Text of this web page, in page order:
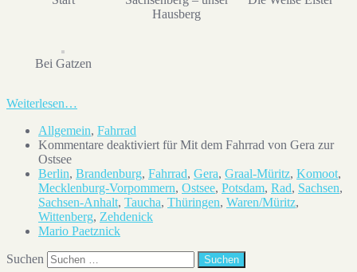
Hausberg
Bei Gatzen
Weiterlesen…
Allgemein, Fahrrad
Kommentare deaktiviert für Mit dem Fahrrad von Gera zur
Ostsee
Berlin, Brandenburg, Fahrrad, Gera, Graal-Müritz, Komoot,
Mecklenburg-Vorpommern, Ostsee, Potsdam, Rad, Sachsen,
Sachsen-Anhalt, Taucha, Thüringen, Waren/Müritz,
Wittenberg, Zehdenick
Mario Paetznick
Suchen